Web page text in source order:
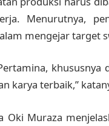
Menurutnya,
mengejar target
karya terbaik,”
Oki Muraza